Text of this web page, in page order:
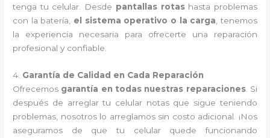
tenga tu celular. Desde pantallas rotashasta problemas
con la batería, el sistema operativo o la carga , tenemos
la experiencia necesaria para ofrecerte una reparación
profesional y confiable.
4. Garantía de Calidad en Cada Reparación
Ofrecemos garantía en todas nuestras reparaciones. Si
después de arreglar tu celular notas que sigue teniendo
problemas, nosotros lo arreglamos sin costo adicional. ¡Nos
aseguramos de que tu celular quede funcionando